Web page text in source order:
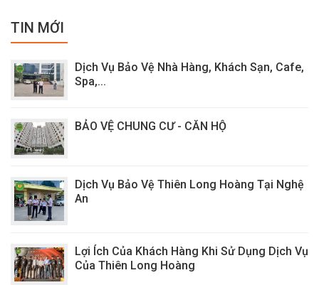
TIN MỚI
Dịch Vụ Bảo Vệ Nhà Hàng, Khách Sạn, Cafe,
Spa,...
BẢO VỆ CHUNG CƯ - CĂN HỘ
Dịch Vụ Bảo Vệ Thiên Long Hoàng Tại Nghệ
An
Lợi Ích Của Khách Hàng Khi Sử Dụng Dịch Vụ
Của Thiên Long Hoàng